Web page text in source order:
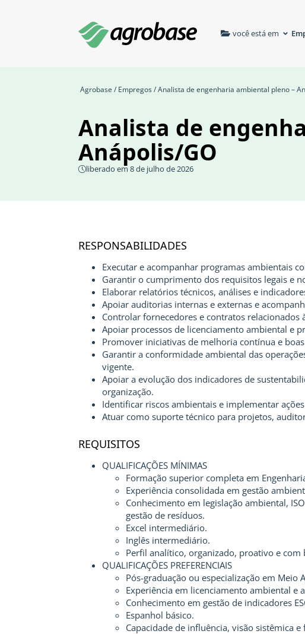
você está em
Agrobase / Empregos/ Analista de engenharia ambiental pleno –
Analista de
Anápolis/GO
liberado em 8 de julho de 2026
RESPONSABILIDADES
Executar e acompanhar programas ambientais
Garantir o cumprimento dos requisitos legais e
Elaborar relatórios técnicos, análises e
Apoiar auditorias internas e externas e
Controlar fornecedores e contratos relacionados
Apoiar processos de licenciamento ambiental e
Promover iniciativas de melhoria contínua e
Garantir a conformidade ambiental das
vigente.
Apoiar a evolução dos indicadores de
organização.
Identificar riscos ambientais e implementar
Atuar como suporte técnico para projetos,
REQUISITOS
QUALIFICAÇÕES MÍNIMAS
Formação superior completa em
Experiência consolidada em gestão
Conhecimento em legislação ambiental,
gestão de resíduos.
Excel intermediário.
Inglês intermediário.
Perfil analítico, organizado, proativo e com
QUALIFICAÇÕES PREFERENCIAIS
Pós-graduação ou especialização em Meio
Experiência em licenciamento ambiental e
Conhecimento em gestão de indicadores
Espanhol básico.
Capacidade de influência, visão sistêmica